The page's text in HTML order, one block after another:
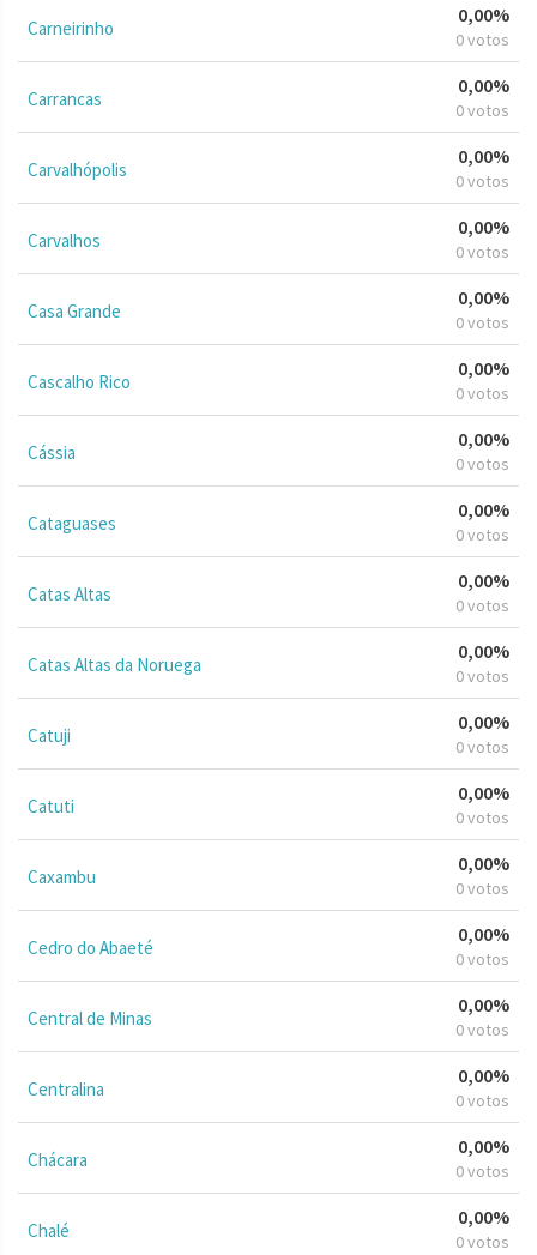
Carneirinho
0,00%
0 votos
Carrancas
0,00%
0 votos
Carvalhópolis
0,00%
0 votos
Carvalhos
0,00%
0 votos
Casa Grande
0,00%
0 votos
Cascalho Rico
0,00%
0 votos
Cássia
0,00%
0 votos
Cataguases
0,00%
0 votos
Catas Altas
0,00%
0 votos
Catas Altas da Noruega
0,00%
0 votos
Catuji
0,00%
0 votos
Catuti
0,00%
0 votos
Caxambu
0,00%
0 votos
Cedro do Abaeté
0,00%
0 votos
Central de Minas
0,00%
0 votos
Centralina
0,00%
0 votos
Chácara
0,00%
0 votos
Chalé
0,00%
0 votos